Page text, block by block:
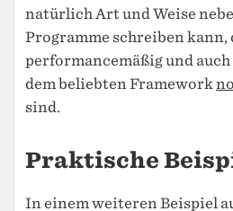
natürlich Art und Weise
Programme schreiben kann,
performancemäßig und
dem beliebten Framework
sind.
Praktische
In einem weiteren Beispiel